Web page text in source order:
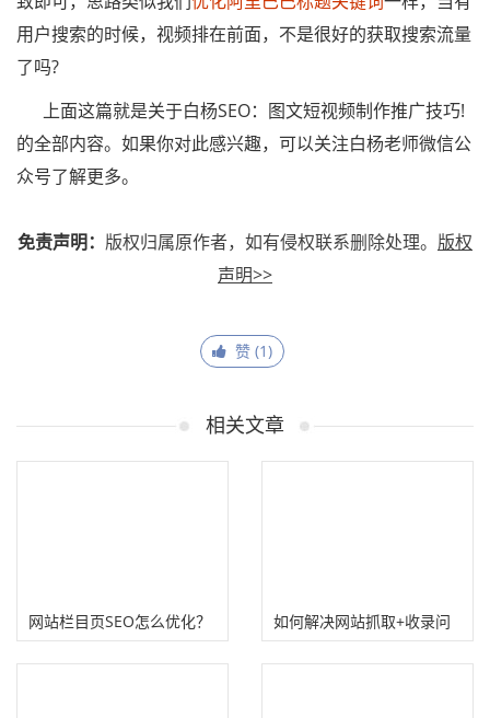
用户搜索的时候，视频排在前面，不是很好的获取搜索流量
了吗?
上面这篇就是关于白杨SEO：图文短视频制作推广技巧!
的全部内容。如果你对此感兴趣，可以关注白杨老师微信公
众号了解更多。
免责声明： 版权归属原作者，如有侵权联系删除处理。 版权
声明>>
赞 (1)
相关文章
网站栏目页SEO怎么优化？
如何正确优化网站列表页
如何解决网站抓取+收录问
题？分析网站蜘蛛日志打造